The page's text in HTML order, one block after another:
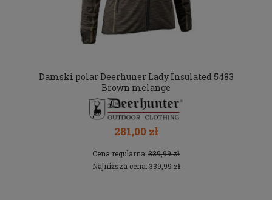
Damski polar Deerhuner Lady Insulated 5483
Brown melange
281,00 zł
Cena regularna:339,99 zł
Najniższa cena:339,99 zł